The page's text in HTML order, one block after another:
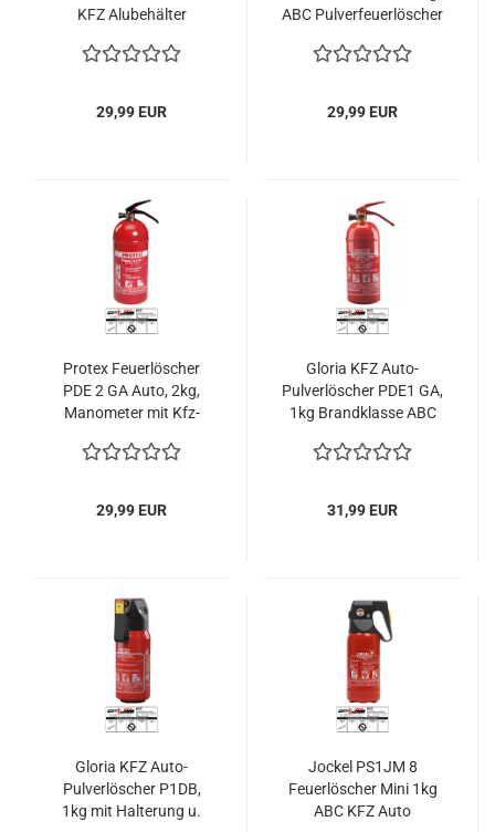
KFZ Alubehälter
29,99 EUR
ABC Pulverfeuerlöscher
29,99 EUR
Protex Feuerlöscher
PDE 2 GA Auto, 2kg,
Manometer mit Kfz-
29,99 EUR
Gloria KFZ Auto-
Pulverlöscher PDE1 GA,
1kg Brandklasse ABC
31,99 EUR
Gloria KFZ Auto-
Pulverlöscher P1DB,
1kg mit Halterung u.
Jockel PS1JM 8
Feuerlöscher Mini 1kg
ABC KFZ Auto